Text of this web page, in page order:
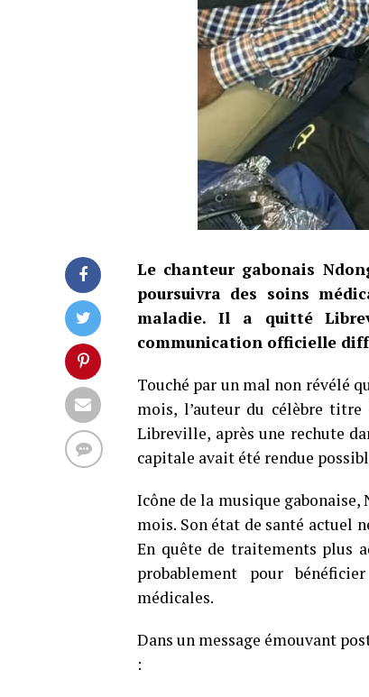
Le chanteur gabonais
poursuivra des soins
maladie. Il a quitté
communication officielle
Touché par un mal non révélé
mois, l’auteur du célèbre titre
Libreville, après une rechute
capitale avait été rendue
Icône de la musique gabonaise,
mois. Son état de santé actuel
En quête de traitements plus
probablement pour
médicales.
Dans un message émouvant
: